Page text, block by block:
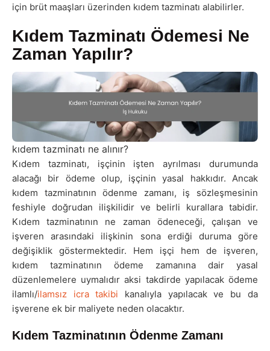
için brüt maaşları üzerinden kıdem tazminatı alabilirler.
Kıdem Tazminatı Ödemesi Ne
Zaman Yapılır?
kıdem tazminatı ne alınır?
Kıdem tazminatı, işçinin işten ayrılması durumunda
alacağı bir ödeme olup, işçinin yasal hakkıdır. Ancak
kıdem tazminatının ödenme zamanı, iş sözleşmesinin
feshiyle doğrudan ilişkilidir ve belirli kurallara tabidir.
Kıdem tazminatının ne zaman ödeneceği, çalışan ve
işveren arasındaki ilişkinin sona erdiği duruma göre
değişiklik göstermektedir. Hem işçi hem de işveren,
kıdem tazminatının ödeme zamanına dair yasal
düzenlemelere uymalıdır aksi takdirde yapılacak ödeme
ilamlı/ilamsız icra takibi kanalıyla yapılacak ve bu da
işverene ek bir maliyete neden olacaktır.
Kıdem Tazminatının Ödenme Zamanı